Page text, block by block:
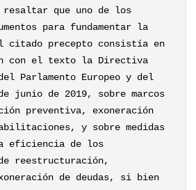
resaltar que uno de los
para fundamentar la
citado precepto consistía en
con el texto la Directiva
Parlamento Europeo y del
junio de 2019, sobre marcos
preventiva, exoneración
y sobre medidas
eficiencia de los
reestructuración,
de deudas, si bien